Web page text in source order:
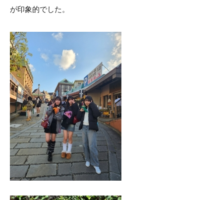
が印象的でした。